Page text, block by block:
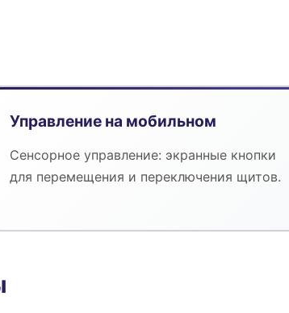
Управление на мобильном
Сенсорное управление: экранные кнопки
для перемещения и переключения щитов.